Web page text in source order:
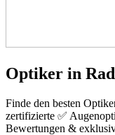
Optiker in
Finde den besten
zertifizierte ✅
Bewertungen &